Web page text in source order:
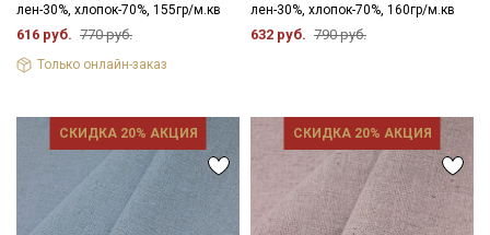
лен-30%, хлопок-70%, 155гр/м.кв
616 руб. 770 руб.
Только онлайн-заказ
лен-30%, хлопок-70%, 160гр/м.кв
632 руб. 790 руб.
СКИДКА 20% АКЦИЯ СКИДКА 20% АКЦИЯ
Секретная рассылка от Купава
Мы публикуем здесь дополнительные